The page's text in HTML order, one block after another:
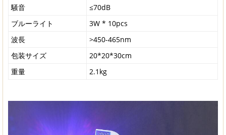
騒音
≤70dB
ブルーライト
3W * 10pcs
波長
>450-465nm
包装サイズ
20*20*30cm
重量
2.1kg